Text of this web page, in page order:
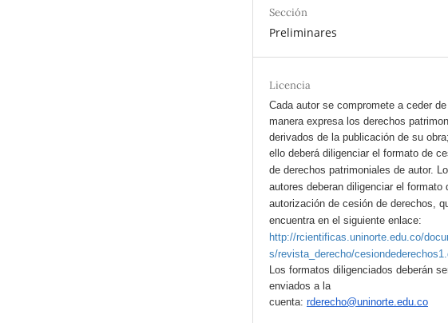
Sección
Preliminares
Licencia
Cada autor se compromete a ceder de
manera expresa los derechos
derivados de la publicación de su
ello deberá diligenciar el formato de
de derechos patrimoniales de autor.
autores deberan diligenciar el formato
autorización de cesión de derechos,
encuentra en el siguiente enlace:
http://rcientificas.uninorte.edu.co/
s/revista_derecho/
Los formatos diligenciados deberán
enviados a la
cuenta:rderecho@uninorte.edu.co